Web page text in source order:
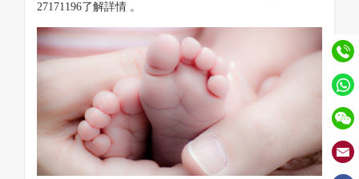
27171196了解詳情 。